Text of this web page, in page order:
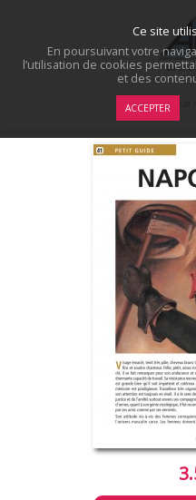
Ce site
En poursuivant votre
l’utilisation de cookies
et des
ACCEPTER